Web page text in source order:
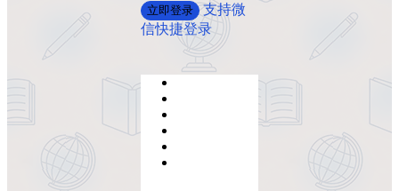
立即登录 支持微
信快捷登录